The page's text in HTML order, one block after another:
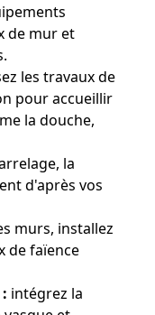
de mur et
les travaux de
pour accueillir
la douche,
la
d'après vos
murs, installez
de faïence
intégrez la